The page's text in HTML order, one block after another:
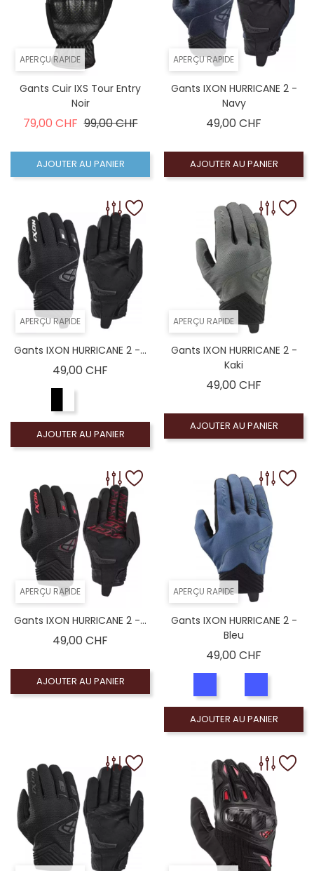
APERÇU RAPIDE
Gants Cuir IXS Tour Entry
Noir
79,00 CHF Prix de base
99,00 CHFPrix
AJOUTER AU PANIER
APERÇU RAPIDE
Gants IXON HURRICANE 2 -
Navy
49,00 CHF
AJOUTER AU PANIER
APERÇU RAPIDE
Gants IXON HURRICANE 2 -...
49,00 CHF
AJOUTER AU PANIER
APERÇU RAPIDE
Gants IXON HURRICANE 2 -
Kaki
49,00 CHF
AJOUTER AU PANIER
APERÇU RAPIDE
Gants IXON HURRICANE 2 -...
49,00 CHF
AJOUTER AU PANIER
APERÇU RAPIDE
Gants IXON HURRICANE 2 -
Bleu
49,00 CHF
AJOUTER AU PANIER